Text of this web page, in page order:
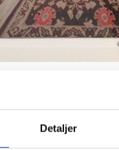
Detaljer
Størrelse: